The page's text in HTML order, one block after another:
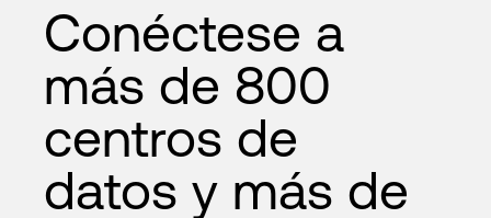
Conéctese a
más de 800
centros de
datos y más de